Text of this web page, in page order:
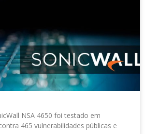
NSA 4650 foi testado em
465 vulnerabilidades públicas e